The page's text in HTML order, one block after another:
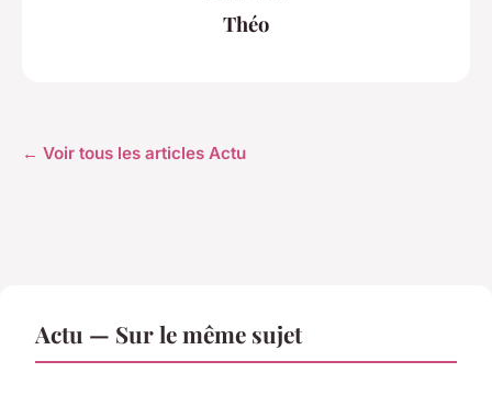
Théo
← Voir tous les articles Actu
Actu — Sur le même sujet